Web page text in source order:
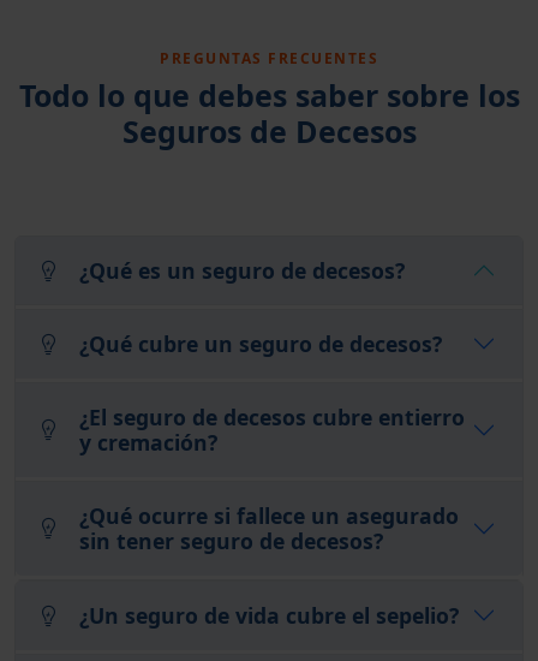
PREGUNTAS FRECUENTES
Todo lo que debes saber sobre los
Seguros de Decesos
¿Qué es un seguro de decesos?
¿Qué cubre un seguro de decesos?
¿El seguro de decesos cubre entierro
y cremación?
¿Qué ocurre si fallece un asegurado
sin tener seguro de decesos?
¿Un seguro de vida cubre el sepelio?